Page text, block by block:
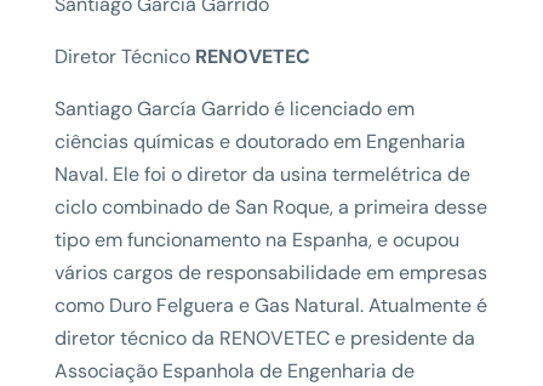
Diretor Técnico RENOVETEC
Santiago García Garrido é licenciado em
ciências químicas e doutorado em Engenharia
Naval. Ele foi o diretor da usina termelétrica de
ciclo combinado de San Roque, a primeira desse
tipo em funcionamento na Espanha, e ocupou
vários cargos de responsabilidade em empresas
como Duro Felguera e Gas Natural. Atualmente é
diretor técnico da RENOVETEC e presidente da
Associação Espanhola de Engenharia de